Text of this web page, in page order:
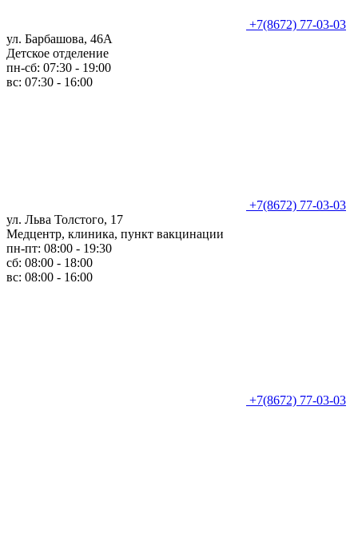
+7(8672) 77-03-03
ул. Барбашова, 46А
Детское отделение
пн-сб: 07:30 - 19:00
вс: 07:30 - 16:00
+7(8672) 77-03-03
ул. Льва Толстого, 17
Медцентр, клиника, пункт вакцинации
пн-пт: 08:00 - 19:30
сб: 08:00 - 18:00
вс: 08:00 - 16:00
+7(8672) 77-03-03